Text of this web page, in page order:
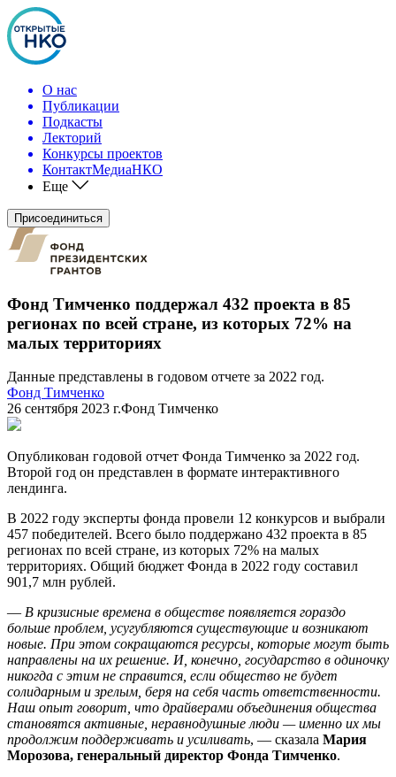
О нас
Публикации
Подкасты
Лекторий
Конкурсы проектов
КонтактМедиаНКО
Еще
Присоединиться
Фонд Тимченко поддержал 432 проекта в 85
регионах по всей стране, из которых 72% на
малых территориях
Данные представлены в годовом отчете за 2022 год.
Фонд Тимченко
26 сентября 2023 г.Фонд Тимченко
Опубликован годовой отчет Фонда Тимченко за 2022 год.
Второй год он представлен в формате интерактивного
лендинга.
В 2022 году эксперты фонда провели 12 конкурсов и выбрали
457 победителей. Всего было поддержано 432 проекта в 85
регионах по всей стране, из которых 72% на малых
территориях. Общий бюджет Фонда в 2022 году составил
901,7 млн рублей.
— В кризисные времена в обществе появляется гораздо
больше проблем, усугубляются существующие и возникают
новые. При этом сокращаются ресурсы, которые могут быть
направлены на их решение. И, конечно, государство в одиночку
никогда с этим не справится, если общество не будет
солидарным и зрелым, беря на себя часть ответственности.
Наш опыт говорит, что драйверами объединения общества
становятся активные, неравнодушные люди — именно их мы
продолжим поддерживать и усиливать, — сказала Мария
Морозова, генеральный директор Фонда Тимченко.